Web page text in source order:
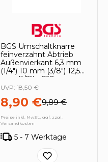
BGS Umschaltknarre
feinverzahnt Abtrieb
Außenvierkant 6,3 mm
(1/4") 10 mm (3/8") 12,5
mm (1/2") - 630
8,90 €9,89 €
UVP: 18,50 €
Preise inkl. MwSt., ggf. zzgl.
Versandkosten
5 - 7 Werktage